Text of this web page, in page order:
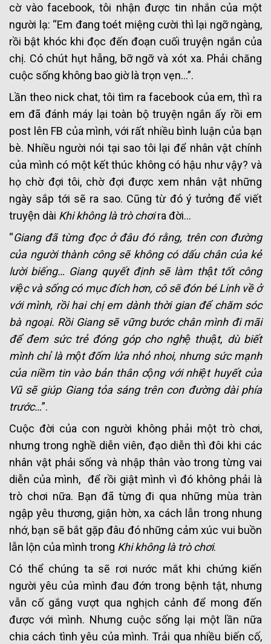
cờ vào facebook, tôi nhận được tin nhắn của một
người lạ: “Em đang toét miệng cười thì lại ngỡ ngàng,
rồi bật khóc khi đọc đến đoạn cuối truyện ngắn của
chị. Có chút hụt hẫng, bỡ ngỡ và xót xa. Phải chăng
cuộc sống không bao giờ là trọn vẹn…”.
Lần theo nick chat, tôi tìm ra facebook của em, thì ra
em đã đánh máy lại toàn bộ truyện ngắn ấy rồi em
post lên FB của mình, với rất nhiều bình luận của bạn
bè. Nhiều người nói tại sao tôi lại để nhân vật chính
của mình có một kết thúc không có hậu như vậy? và
họ chờ đợi tôi, chờ đợi được xem nhân vật những
ngày sắp tới sẽ ra sao. Cũng từ đó ý tưởng để viết
truyện dài Khi không là trò chơira đời…
“Giang đã từng đọc ở đâu đó rằng, trên con đường
của người thành công sẽ không có dấu chân của kẻ
lười biếng… Giang quyết định sẽ làm thật tốt công
việc và sống có mục đích hơn, cô sẽ đón bé Linh về ở
với mình, rồi hai chị em dành thời gian để chăm sóc
bà ngoại. Rồi Giang sẽ vững bước chân mình đi mãi
để đem sức trẻ đóng góp cho nghệ thuật, dù biết
mình chỉ là một đốm lửa nhỏ nhoi, nhưng sức mạnh
của niềm tin vào bản thân cộng với nhiệt huyết của
Vũ sẽ giúp Giang tỏa sáng trên con đường dài phía
trước…”.
Cuộc đời của con người không phải một trò chơi,
nhưng trong nghề diễn viên, đạo diễn thì đôi khi các
nhân vật phải sống và nhập thân vào trong từng vai
diễn của mình, để rồi giật mình vì đó không phải là
trò chơi nữa. Bạn đã từng đi qua những mùa tràn
ngập yêu thương, giận hờn, xa cách lẫn trong nhung
nhớ, bạn sẽ bắt gặp đâu đó những cảm xúc vui buồn
lẫn lộn của mình trong Khi không là trò chơi.
Có thể chúng ta sẽ rơi nước mắt khi chứng kiến
người yêu của mình đau đớn trong bệnh tật, nhưng
vẫn cố gắng vượt qua nghịch cảnh để mong đến
được với mình. Nhưng cuộc sống lại một lần nữa
chia cách tình yêu của mình. Trải qua nhiều biến cố,